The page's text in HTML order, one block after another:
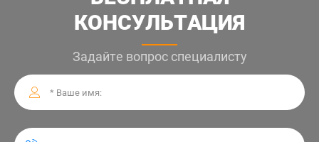
КОНСУЛЬТАЦИЯ
Задайте вопрос специалисту